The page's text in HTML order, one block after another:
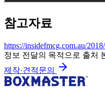
참고자료
https://insidefmcg.com.au/
정보 전달의 목적으로 출처
제작·견적문의